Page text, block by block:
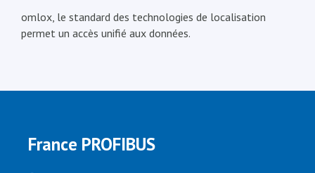
omlox, le standard des technologies de localisation
permet un accès unifié aux données.
France PROFIBUS